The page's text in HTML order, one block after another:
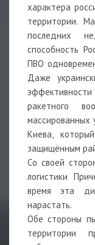
характера
территории.
последних
способность
ПВО
Даже
ракетного
массированных
Киева,
защищённым
Со своей
логистики
время эта
нарастать.
Обе стороны
территории